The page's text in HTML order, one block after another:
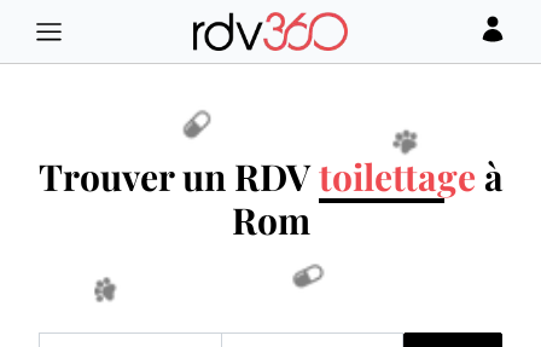
Trouver un RDVtoilettage à
Rom